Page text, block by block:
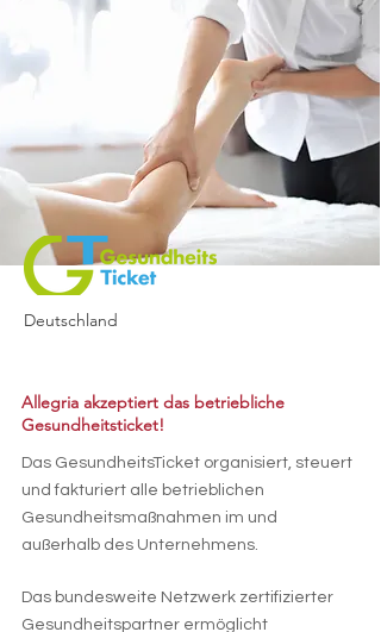
Deutschland
Allegria akzeptiert das betriebliche
Gesundheitsticket!
Das GesundheitsTicket organisiert, steuert
und fakturiert alle betrieblichen
Gesundheitsmaßnahmen im und
außerhalb des Unternehmens.
Das bundesweite Netzwerk zertifizierter
Gesundheitspartner ermöglicht